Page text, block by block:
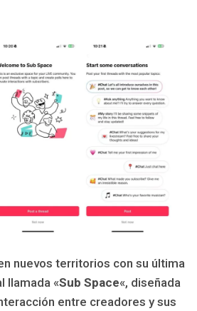
nuevos territorios con su última
llamada «Sub Space«, diseñada
entre creadores y sus